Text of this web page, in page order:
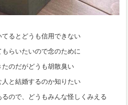
るとどうも信用できない
らいたいので念のために
のだがどうも胡散臭い
と結婚するのか知りたい
ので、どうもみんな怪しくみえる